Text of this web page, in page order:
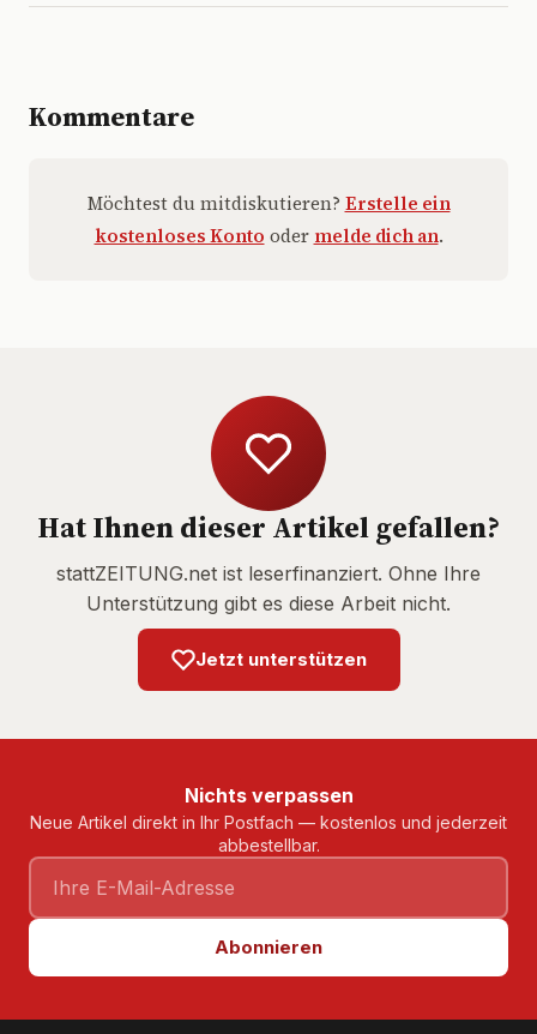
Kommentare
Möchtest du mitdiskutieren? Erstelle ein
kostenloses Konto oder melde dich an.
Hat Ihnen dieser Artikel gefallen?
stattZEITUNG.net ist leserfinanziert. Ohne Ihre
Unterstützung gibt es diese Arbeit nicht.
Jetzt unterstützen
Nichts verpassen
Neue Artikel direkt in Ihr Postfach — kostenlos und jederzeit
abbestellbar.
Abonnieren